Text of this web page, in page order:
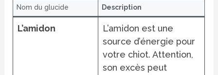
Nom du glucide Description
L’amidon
L’amidon est une
source d’énergie pour
votre chiot. Attention,
son excès peut